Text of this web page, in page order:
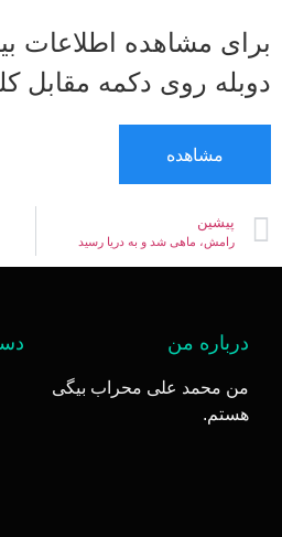
برای مشاهده اطلاعات
دوبله روی دکمه مقابل
مشاهده
پیشین
رامش، ماهی شد و به دریا رسید
درباره من
من محمد علی محراب بیگی
هستم.